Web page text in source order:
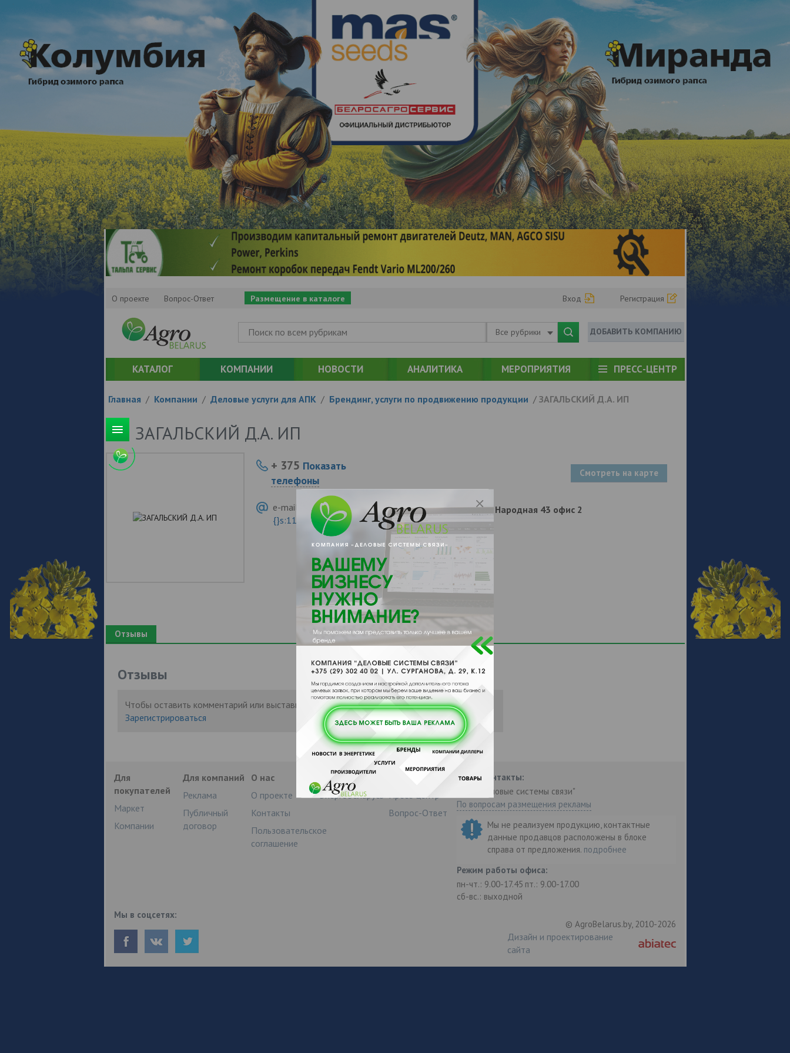
О проекте Вопрос-Ответ Размещение в каталоге Вход Регистрация
Все рубрики ДОБАВИТЬ КОМПАНИЮ
КАТАЛОГ КОМПАНИИ НОВОСТИ АНАЛИТИКА МЕРОПРИЯТИЯ ПРЕСС-ЦЕНТР
Главная / Компании / Деловые услуги для АПК / Брендинг, услуги по продвижению продукции / ЗАГАЛЬСКИЙ Д.А. ИП
ЗАГАЛЬСКИЙ Д.А. ИП
+ 375 Показать
телефоны
e-mail:
a:2:{s:5:"VALUE";a:0:
{}s:11:"DESCRIPTION";a:0:{}}
Смотреть на карте
220030, , , , Минск, Народная 43 офис 2
Отзывы
Отзывы
Чтобы оставить комментарий или выставить рейтинг, нужноВойтиили
Зарегистрироваться
Для
покупателей
Маркет
Компании
Для компаний
Реклама
Публичный
договор
О нас
О проекте
Контакты
Пользовательское
соглашение
Партнеры
ЭнергоБеларусь Пресс-центр
Вопрос-Ответ
Наши контакты:
ООО "Деловые системы связи"
По вопросам размещения рекламы
Мы не реализуем продукцию, контактные
данные продавцов расположены в блоке
справа от предложения. подробнее
Режим работы офиса:
пн-чт.: 9.00-17.45 пт.: 9.00-17.00
сб-вс.: выходной
Мы в соцсетях:
© AgroBelarus.by, 2010-2026
Дизайн и проектирование
сайта